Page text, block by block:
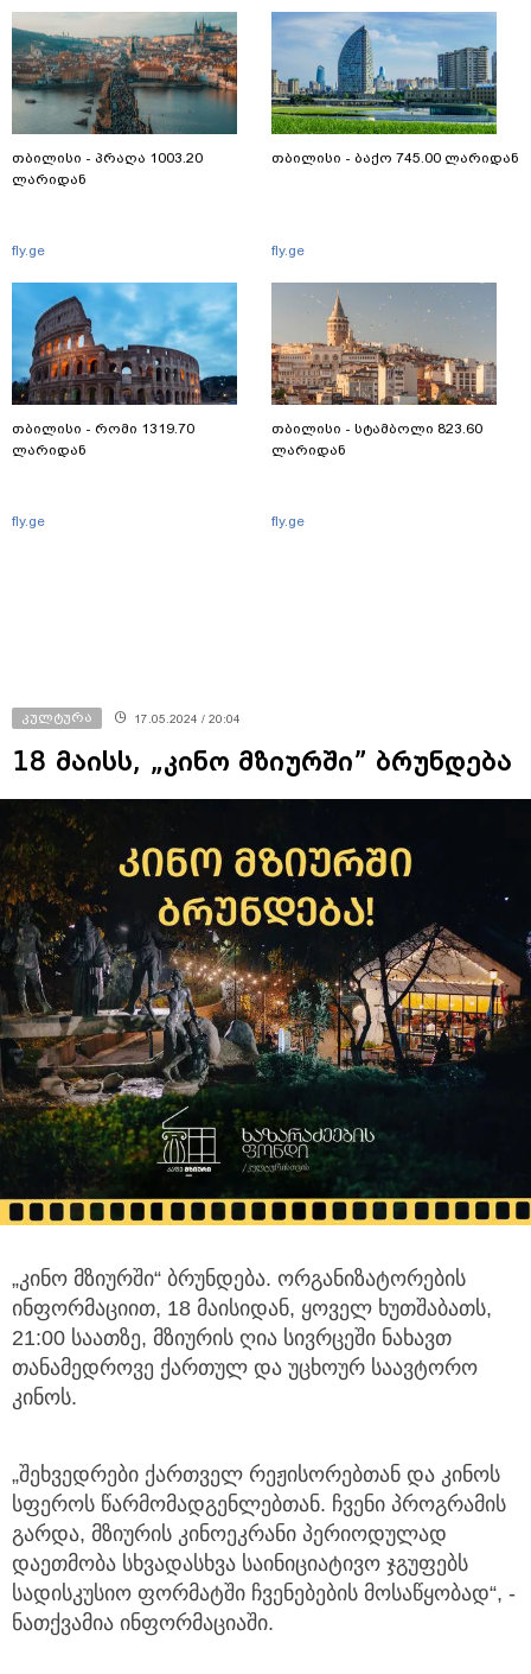
თბილისი - პრაღა 1003.20
ლარიდან
fly.ge
თბილისი - რომი 1319.70
ლარიდან
fly.ge
თბილისი - ბაქო 745.00 ლარიდან
fly.ge
თბილისი - სტამბოლი 823.60
ლარიდან
fly.ge
კულტურა 17.05.2024 / 20:04
18 მაისს, „კინო მზიურში” ბრუნდება
„კინო მზიურში“ ბრუნდება. ორგანიზატორების
ინფორმაციით, 18 მაისიდან, ყოველ ხუთშაბათს,
21:00 საათზე, მზიურის ღია სივრცეში ნახავთ
თანამედროვე ქართულ და უცხოურ საავტორო
კინოს.
„შეხვედრები ქართველ რეჟისორებთან და კინოს
სფეროს წარმომადგენლებთან. ჩვენი პროგრამის
გარდა, მზიურის კინოეკრანი პერიოდულად
დაეთმობა სხვადასხვა საინიციატივო ჯგუფებს
სადისკუსიო ფორმატში ჩვენებების მოსაწყობად“, -
ნათქვამია ინფორმაციაში.